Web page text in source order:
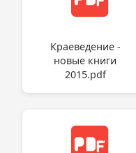
Краеведение -
новые книги
2015.pdf